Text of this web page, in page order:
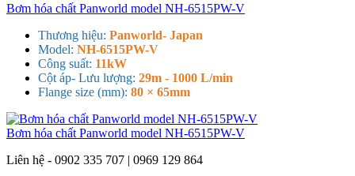
Bơm hóa chất Panworld model NH-6515PW-V
Thương hiệu: Panworld- Japan
Model: NH-6515PW-V
Công suất: 11kW
Cột áp- Lưu lượng: 29m - 1000 L/min
Flange size (mm): 80 × 65mm
Bơm hóa chất Panworld model NH-6515PW-V
Liên hệ - 0902 335 707 | 0969 129 864